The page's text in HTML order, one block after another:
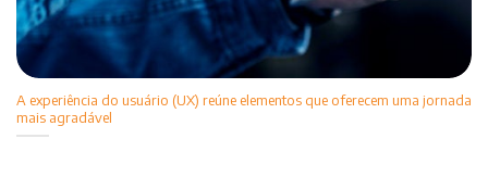
A experiência do usuário (UX) reúne elementos que oferecem uma jornada
mais agradável